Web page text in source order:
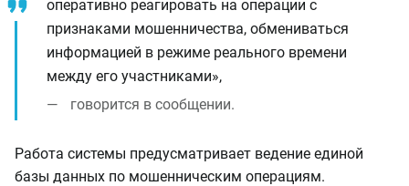
оперативно реагировать на операции с
признаками мошенничества, обмениваться
информацией в режиме реального времени
между его участниками»,
говорится в сообщении.
Работа системы предусматривает ведение единой
базы данных по мошенническим операциям.